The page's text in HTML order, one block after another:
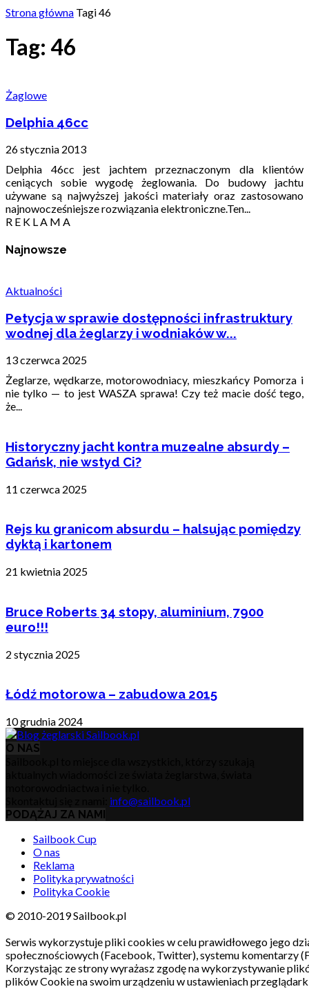
Strona główna Tagi46
Tag: 46
Żaglowe
Delphia 46cc
26 stycznia 2013
Delphia 46cc jest jachtem przeznaczonym dla klientów
ceniących sobie wygodę żeglowania. Do budowy jachtu
używane są najwyższej jakości materiały oraz zastosowano
najnowocześniejsze rozwiązania elektroniczne.Ten...
R E K L A M A
Najnowsze
Aktualności
Petycja w sprawie dostępności infrastruktury
wodnej dla żeglarzy i wodniaków w...
13 czerwca 2025
Żeglarze, wędkarze, motorowodniacy, mieszkańcy Pomorza i
nie tylko — to jest WASZA sprawa! Czy też macie dość tego,
że...
Historyczny jacht kontra muzealne absurdy –
Gdańsk, nie wstyd Ci?
11 czerwca 2025
Rejs ku granicom absurdu – halsując pomiędzy
dyktą i kartonem
21 kwietnia 2025
Bruce Roberts 34 stopy, aluminium, 7900
euro!!!
2 stycznia 2025
Łódź motorowa – zabudowa 2015
10 grudnia 2024
O NAS
info@sailbook.pl
PODĄŻAJ ZA NAMI
Sailbook Cup
O nas
Reklama
Polityka prywatności
Polityka Cookie
© 2010-2019 Sailbook.pl
Serwis wykorzystuje pliki cookies w celu prawidłowego jego
społecznościowych (Facebook, Twitter), systemu komentarzy
Korzystając ze strony wyrażasz zgodę na wykorzystywanie
plików Cookie na swoim urządzeniu w ustawieniach